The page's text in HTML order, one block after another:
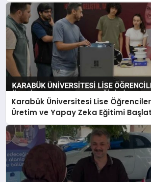
Karabük Üniversitesi Lise
Üretim ve Yapay Zeka Eğitimi